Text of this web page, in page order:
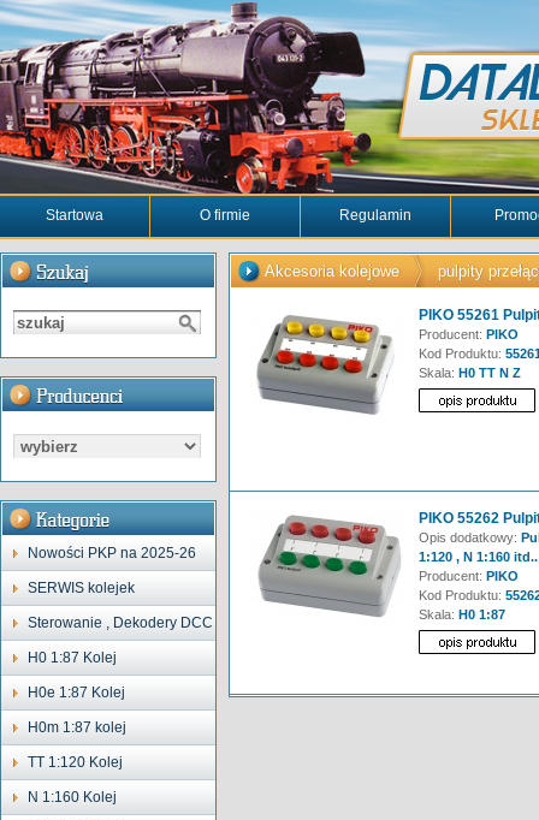
Startowa O firmie Regulamin
Nowości PKP na 2025-26
SERWIS kolejek
Sterowanie , Dekodery DCC
H0 1:87 Kolej
H0e 1:87 Kolej
H0m 1:87 kolej
TT 1:120 Kolej
N 1:160 Kolej
Akcesoria kolejowe pulpity
PIKO 55261
Producent: PIKO
Kod Produktu:
Skala: H0 TT N Z
PIKO 55262
Opis dodatkowy:
1:120 , N 1:160 itd..
Producent: PIKO
Kod Produktu:
Skala: H0 1:87